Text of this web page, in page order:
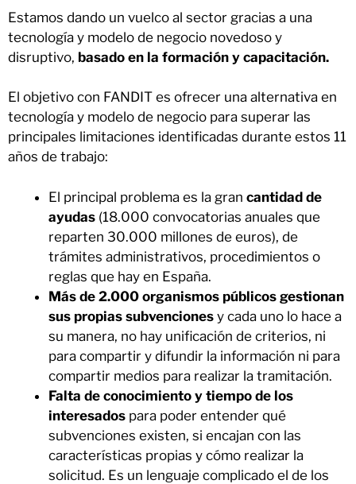
Estamos dando un vuelco al sector gracias a una
tecnología y modelo de negocio novedoso y
disruptivo, basado en la formación y capacitación.
El objetivo con FANDIT es ofrecer una alternativa en
tecnología y modelo de negocio para superar las
principales limitaciones identificadas durante estos 11
años de trabajo:
El principal problema es la gran cantidad de
ayudas (18.000 convocatorias anuales que
reparten 30.000 millones de euros), de
trámites administrativos, procedimientos o
reglas que hay en España.
Más de 2.000 organismos públicos gestionan
sus propias subvenciones y cada uno lo hace a
su manera, no hay unificación de criterios, ni
para compartir y difundir la información ni para
compartir medios para realizar la tramitación.
Falta de conocimiento y tiempo de los
interesados para poder entender qué
subvenciones existen, si encajan con las
características propias y cómo realizar la
solicitud. Es un lenguaje complicado el de los